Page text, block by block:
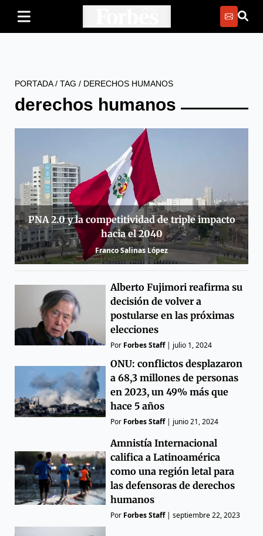
PORTADA/ TAG / DERECHOS HUMANOS
derechos humanos
PNA 2.0 y la competitividad de triple impacto
hacia el 2040
Franco Salinas López
Alberto Fujimori reafirma su
decisión de volver a
postularse en las próximas
elecciones
Por Forbes Staff| julio 1, 2024
ONU: conflictos desplazaron
a 68,3 millones de personas
en 2023, un 49% más que
hace 5 años
Por Forbes Staff| junio 21, 2024
Amnistía Internacional
califica a Latinoamérica
como una región letal para
las defensoras de derechos
humanos
Por Forbes Staff|septiembre 22, 2023